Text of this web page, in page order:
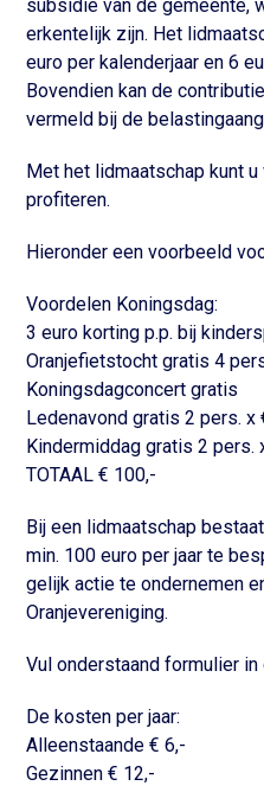
subsidie van de gemeente,
erkentelijk zijn. Het
euro per kalenderjaar en 6
Bovendien kan de
vermeld bij de
Met het lidmaatschap kunt
profiteren.
Hieronder een voorbeeld
Voordelen Koningsdag:
3 euro korting p.p. bij
Oranjefietstocht gratis 4
Koningsdagconcert gratis
Ledenavond gratis 2 pers. x
Kindermiddag gratis 2 pers.
TOTAAL € 100,-
Bij een lidmaatschap
min. 100 euro per jaar te
gelijk actie te ondernemen
Oranjevereniging.
Vul onderstaand formulier
De kosten per jaar:
Alleenstaande € 6,-
Gezinnen € 12,-